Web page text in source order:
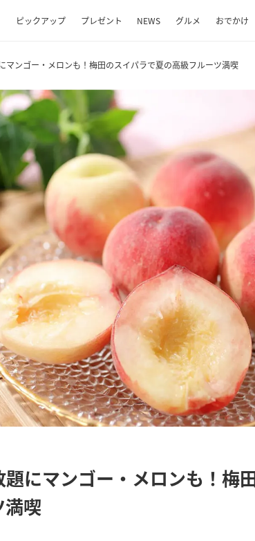
ピックアップ プレゼント NEWS グルメ おでかけ
マンゴー・メロンも！梅田のスイパラで夏の高級フルーツ満喫
題にマンゴー・メロンも！梅
喫